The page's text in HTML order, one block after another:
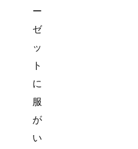
ー
ゼ
ッ
ト
に
服
が
い